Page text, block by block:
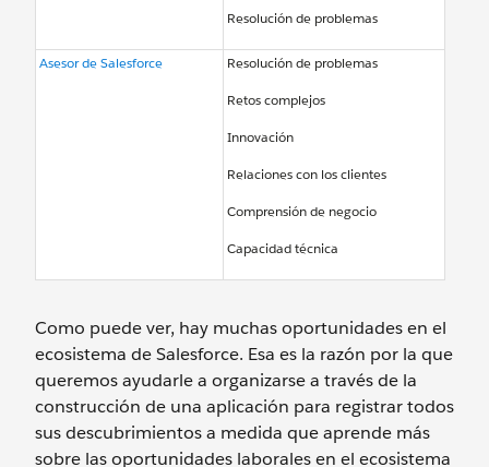
Resolución de problemas
Asesor de Salesforce
Resolución de problemas
Retos complejos
Innovación
Relaciones con los clientes
Comprensión de negocio
Capacidad técnica
Como puede ver, hay muchas oportunidades en el
ecosistema de Salesforce. Esa es la razón por la que
queremos ayudarle a organizarse a través de la
construcción de una aplicación para registrar todos
sus descubrimientos a medida que aprende más
sobre las oportunidades laborales en el ecosistema